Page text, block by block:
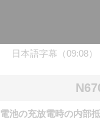
日本語字幕（09:08）
池の充放電時の内部